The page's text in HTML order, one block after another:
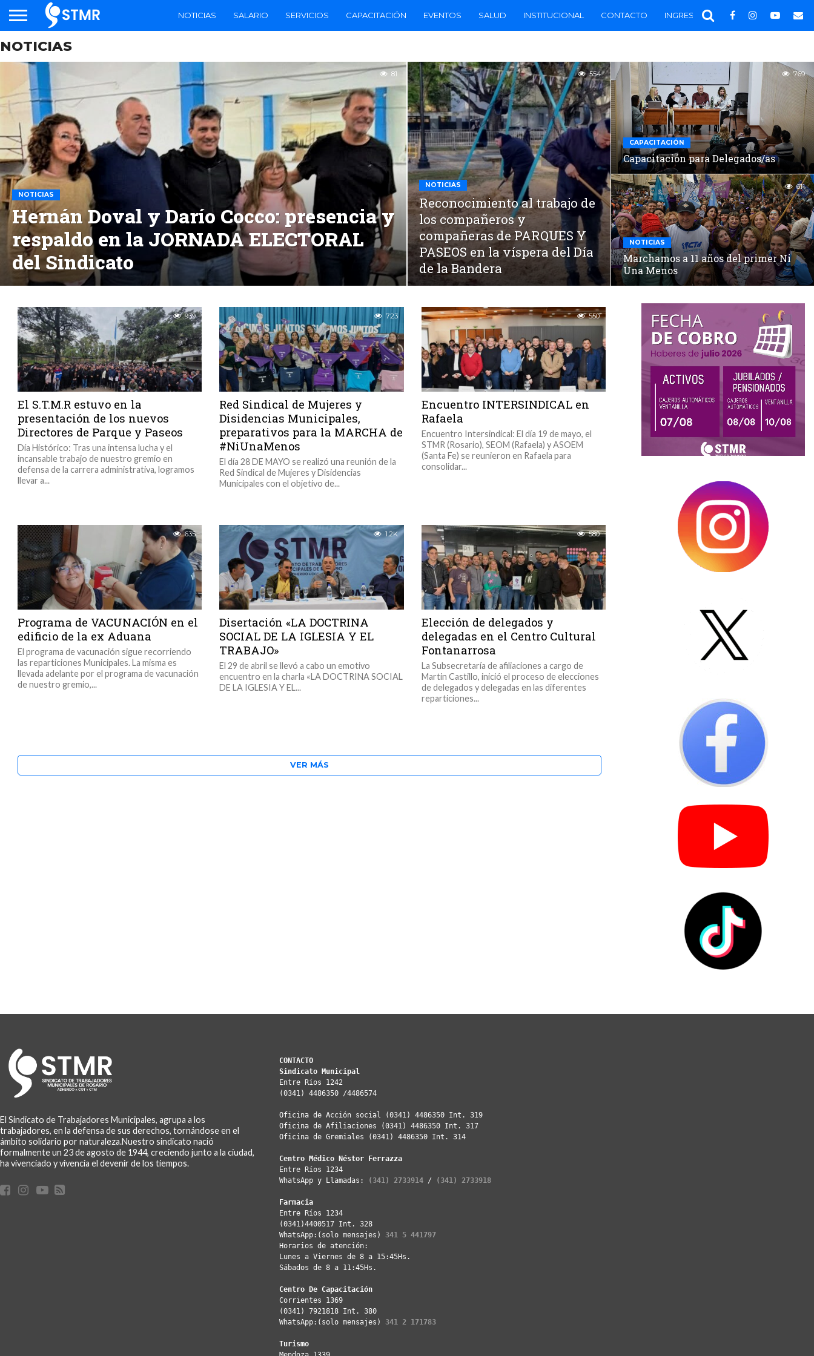
NOTICIAS SALARIO SERVICIOS CAPACITACIÓN EVENTOS SALUD INSTITUCIONAL CONTACTO INGRESAR
NOTICIAS
NOTICIAS
Hernán Doval y Darío Cocco: presencia y
respaldo en la JORNADA ELECTORAL
del Sindicato
81
NOTICIAS
Reconocimiento al trabajo de
los compañeros y
compañeras de PARQUES Y
PASEOS en la víspera del Día
de la Bandera
554
CAPACITACIÓN
Capacitación para Delegados/as
769
NOTICIAS
Marchamos a 11 años del primer Ni
Una Menos
611
939
El S.T.M.R estuvo en la
presentación de los nuevos
Directores de Parque y Paseos
Día Histórico:​ Tras una intensa lucha y el
incansable trabajo de nuestro gremio en
defensa de la carrera administrativa, logramos
llevar a...
723
Red Sindical de Mujeres y
Disidencias Municipales,
preparativos para la MARCHA de
#NiUnaMenos
El día 28 DE MAYO se realizó una reunión de la
Red Sindical de Mujeres y Disidencias
Municipales con el objetivo de...
550
Encuentro INTERSINDICAL en
Rafaela
Encuentro Intersindical: El día 19 de mayo, el
STMR (Rosario), SEOM (Rafaela) y ASOEM
(Santa Fe) se reunieron en Rafaela para
consolidar...
635
Programa de VACUNACIÓN en el
edificio de la ex Aduana
El programa de vacunación sigue recorriendo
las reparticiones Municipales. La misma es
llevada adelante por el programa de vacunación
de nuestro gremio,...
1.2K
Disertación «LA DOCTRINA
SOCIAL DE LA IGLESIA Y EL
TRABAJO»
El 29 de abril se llevó a cabo un emotivo
encuentro en la charla «LA DOCTRINA SOCIAL
DE LA IGLESIA Y EL...
580
Elección de delegados y
delegadas en el Centro Cultural
Fontanarrosa
La Subsecretaría de afiliaciones a cargo de
Martin Castillo, inició el proceso de elecciones
de delegados y delegadas en las diferentes
reparticiones...
VER MÁS
El Sindicato de Trabajadores Municipales, agrupa a los
trabajadores, en la defensa de sus derechos, tornándose en el
ámbito solidario por naturaleza.Nuestro sindicato nació
formalmente un 23 de agosto de 1944, creciendo junto a la ciudad,
ha vivenciado y vivencia el devenir de los tiempos.
CONTACTO
Sindicato Municipal
Entre Ríos 1242
(0341) 4486350 /4486574
Oficina de Acción social (0341) 4486350 Int. 319
Oficina de Afiliaciones (0341) 4486350 Int. 317
Oficina de Gremiales (0341) 4486350 Int. 314
Centro Médico Néstor Ferrazza
Entre Ríos 1234
WhatsApp y Llamadas:
(341) 2733914 / (341) 2733918
Farmacia
Entre Ríos 1234
(0341)4400517 Int. 328
WhatsApp:(solo mensajes) 341 5 441797
Horarios de atención:
Lunes a Viernes de 8 a 15:45Hs.
Sábados de 8 a 11:45Hs.
Centro De Capacitación
Corrientes 1369
(0341) 7921818 Int. 380
WhatsApp:(solo mensajes) 341 2 171783
Turismo